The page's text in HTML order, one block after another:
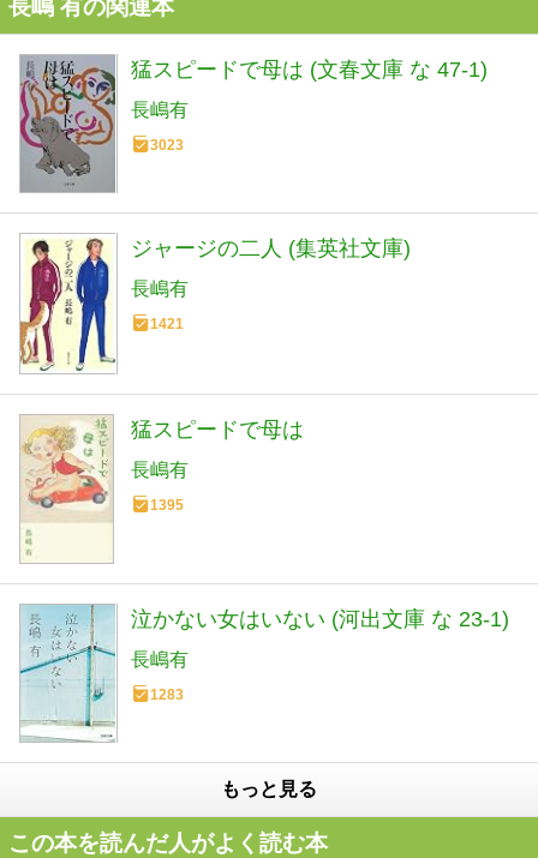
長嶋 有の関連本
猛スピードで母は (文春文庫 な 47-1)
長嶋有
3023
ジャージの二人 (集英社文庫)
長嶋有
1421
猛スピードで母は
長嶋有
1395
泣かない女はいない (河出文庫 な 23-1)
長嶋有
1283
もっと見る
この本を読んだ人がよく読む本